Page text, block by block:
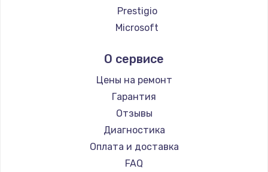
Ремонт ноутбуков Google
Ремонт ноутбуков Echips
Ремонт ноутбуков Predator
Ремонт ноутбуков iru
Ремонт ноутбуков Machenike
Ремонт ноутбуков DEXP
Ремонт ноутбуков Teclast
Ремонт ноутбуков CHUWI
Ремонт ноутбуков Colorful
Prestigio
Microsoft
Aquarius
Gigabyte
Aorus
Maibenben
Getac
Epson
Philips
О сервисе
Цены на ремонт
Гарантия
Отзывы
Диагностика
Оплата и доставка
FAQ